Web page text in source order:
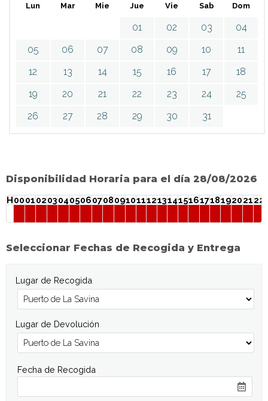
Lun Mar Mie Jue Vie Sab Dom
01 02 03
04
05
06 07 08 09 10
11
12
13 14 15 16 17
18
19
20 21 22 23 24
25
26
27 28 29 30 31
Disponibilidad Horaria para el día 28/08/2026
H0001020304050607080910111213141516171819202122
Seleccionar Fechas de Recogida y Entrega
Lugar de Recogida
Lugar de Devolución
Fecha de Recogida